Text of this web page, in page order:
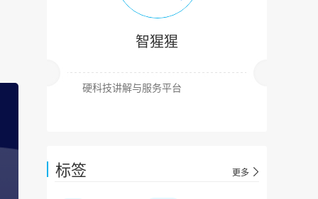
智猩猩
硬科技讲解与服务平台
标签 更多